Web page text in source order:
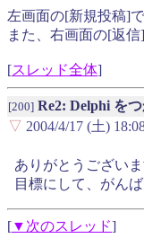
左画面の[新規投稿]
また、右画面の[返信
[スレッド全体]
[200] Re2: Delphi を
▽ 2004/4/17 (土)
ありがとうございま
目標にして、がんば
[▼次のスレッド]